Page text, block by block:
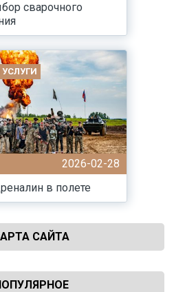
сварочного
2026-02-28
в полете
САЙТА